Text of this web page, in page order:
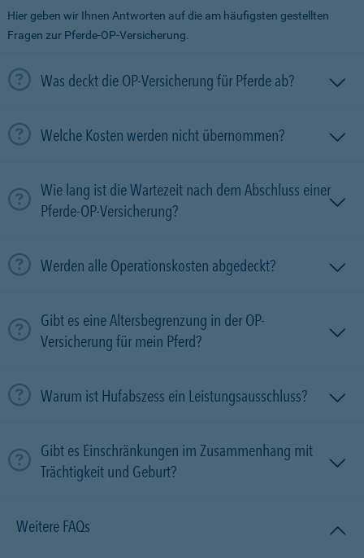
Hier geben wir Ihnen Antworten auf die am häufigsten gestellten
Fragen zur Pferde-OP-Versicherung.
Was deckt die OP-Versicherung für Pferde ab?
Welche Kosten werden nicht übernommen?
Wie lang ist die Wartezeit nach dem Abschluss einer
Pferde-OP-Versicherung?
Werden alle Operationskosten abgedeckt?
Gibt es eine Altersbegrenzung in der OP-
Versicherung für mein Pferd?
Warum ist Hufabszess ein Leistungsausschluss?
Gibt es Einschränkungen im Zusammenhang mit
Trächtigkeit und Geburt?
Weitere FAQs